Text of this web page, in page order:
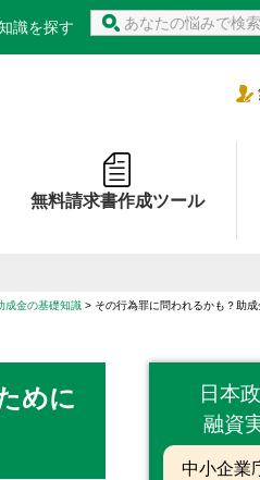
識を探す
無料請求書作成ツール
成金の基礎知識 その行為罪に問われるかも？助
めに
日本
融資
中小企業